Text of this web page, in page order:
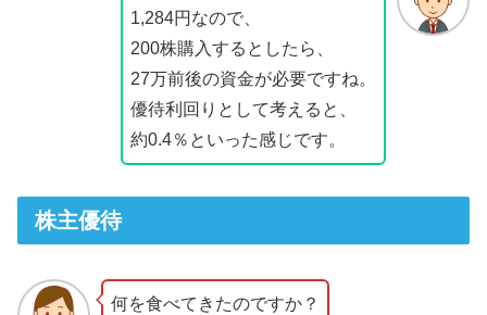
1,284円なので、
200株購入するとしたら、
27万前後の資金が必要ですね。
優待利回りとして考えると、
約0.4％といった感じです。
株主優待
何を食べてきたのですか？